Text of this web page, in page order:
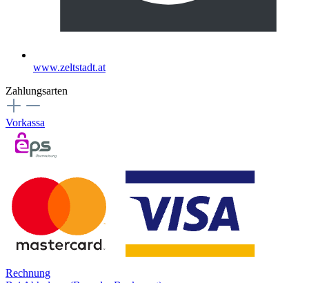
www.zeltstadt.at
Zahlungsarten
Vorkassa
Rechnung